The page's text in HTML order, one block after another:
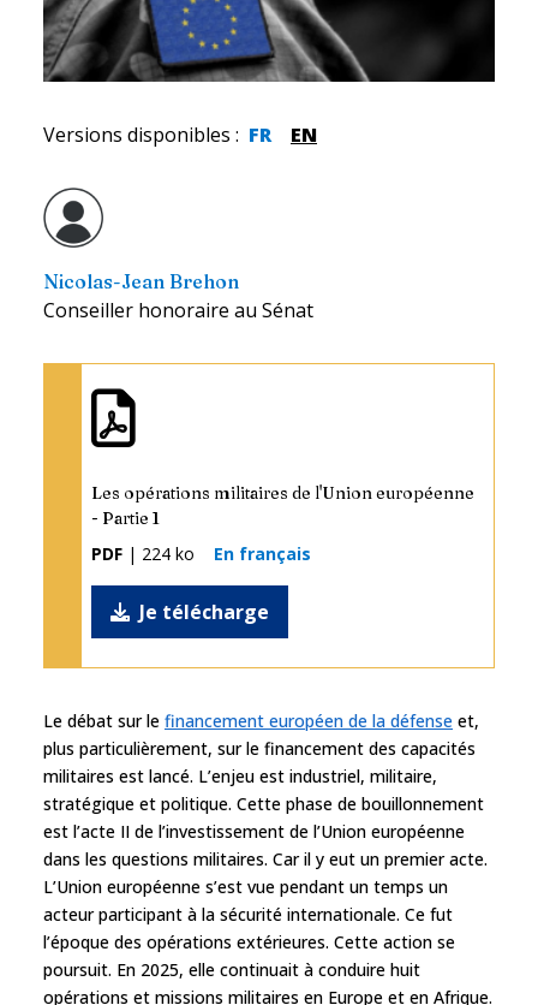
Versions disponibles : FR EN
Nicolas-Jean Brehon
Conseiller honoraire au Sénat
Les opérations militaires de l'Union européenne
- Partie 1
PDF | 224 ko En français
Je télécharge
Le débat sur le financement européen de la défense et,
plus particulièrement, sur le financement des capacités
militaires est lancé. L’enjeu est industriel, militaire,
stratégique et politique. Cette phase de bouillonnement
est l’acte II de l’investissement de l’Union européenne
dans les questions militaires. Car il y eut un premier acte.
L’Union européenne s’est vue pendant un temps un
acteur participant à la sécurité internationale. Ce fut
l’époque des opérations extérieures. Cette action se
poursuit. En 2025, elle continuait à conduire huit
opérations et missions militaires en Europe et en Afrique.